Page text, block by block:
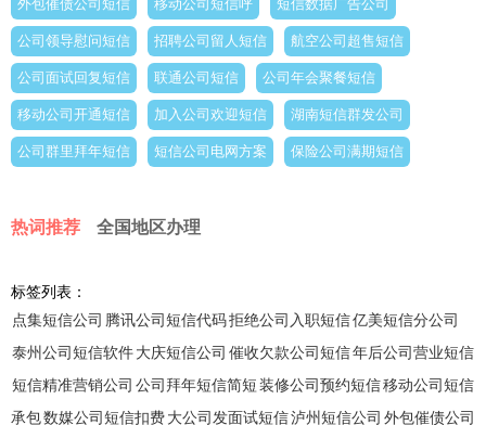
外包催债公司短信 移动公司短信呼 短信数据广告公司
公司领导慰问短信 招聘公司留人短信 航空公司超售短信
公司面试回复短信 联通公司短信 公司年会聚餐短信
移动公司开通短信 加入公司欢迎短信 湖南短信群发公司
公司群里拜年短信 短信公司电网方案 保险公司满期短信
热词推荐 全国地区办理
标签列表：
点集短信公司 腾讯公司短信代码拒绝公司入职短信亿美短信分公司
泰州公司短信软件 大庆短信公司 催收欠款公司短信年后公司营业短信
短信精准营销公司 公司拜年短信简短 装修公司预约短信移动公司短信
承包数媒公司短信扣费 大公司发面试短信泸州短信公司 外包催债公司